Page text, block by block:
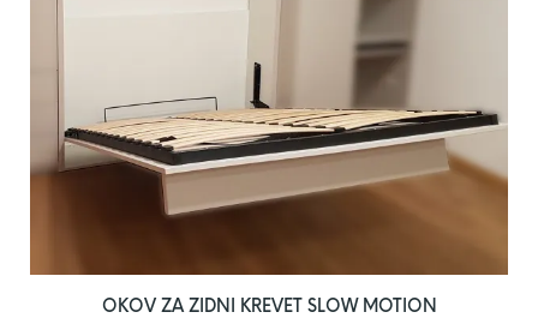
OKOV ZA ZIDNI KREVET SLOW MOTION